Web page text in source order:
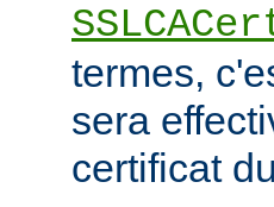
termes,
sera
certificat